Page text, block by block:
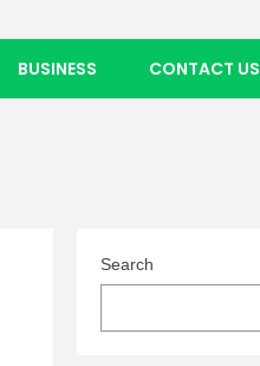
BUSINESS CONTACT US
Search